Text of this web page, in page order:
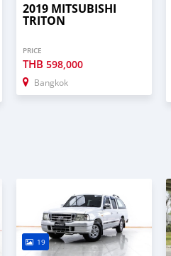
2019 MITSUBISHI
TRITON
PRICE
THB 598,000
Bangkok
19